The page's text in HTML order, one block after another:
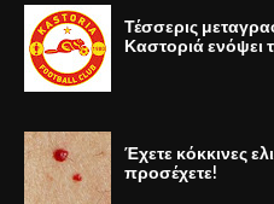
Τέσσερις
Καστοριά ενόψει
Έχετε κόκκινες
προσέχετε!